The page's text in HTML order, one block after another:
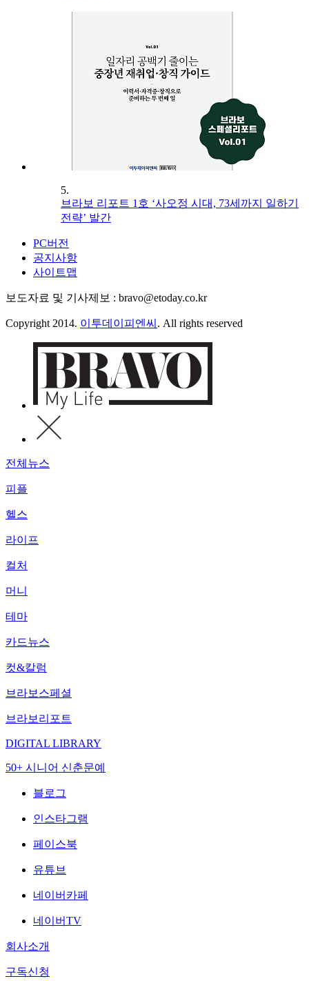
5.
브라보 리포트 1호 ‘사오정 시대, 73세까지 일하기
전략’ 발간
PC버전
공지사항
사이트맵
보도자료 및 기사제보 : bravo@etoday.co.kr
Copyright 2014. 이투데이피엔씨 . All rights reserved
전체뉴스
피플
헬스
라이프
컬처
머니
테마
카드뉴스
컷&칼럼
브라보스페셜
브라보리포트
DIGITAL LIBRARY
50+ 시니어 신춘문예
블로그
인스타그램
페이스북
유튜브
네이버카페
네이버TV
회사소개
구독신청